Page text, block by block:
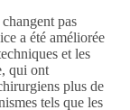
pas
a été améliorée
et les
qui ont
plus de
tels que les